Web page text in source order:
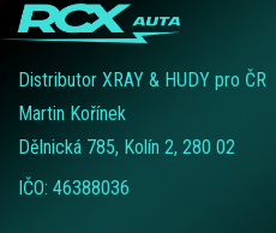
Distributor XRAY & HUDY pro ČR
Martin Kořínek
Dělnická 785, Kolín 2, 280 02
IČO: 46388036